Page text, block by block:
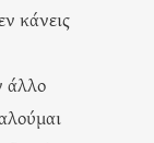
κάνεις
άλλο